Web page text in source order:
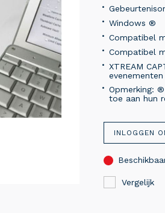
Windows ®
Compatibel
Compatibel
XTREAM
evenementen
Opmerking:
toe aan hun
INLOGGEN
Vergelijk